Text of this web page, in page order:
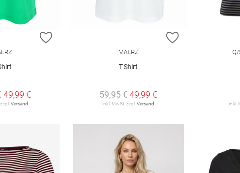
ZUR WUNSCHLISTE HINZUFÜGEN
49,99 €
Versand
ZUR
MAERZ
T-Shirt
59,95 €49,99 €
inkl. MwSt. zzgl.Versand
Q/
inkl.